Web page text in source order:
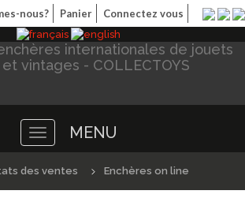
nous? Panier Connectez vous
Toggle
navigation
MENU
des ventes Enchères on line